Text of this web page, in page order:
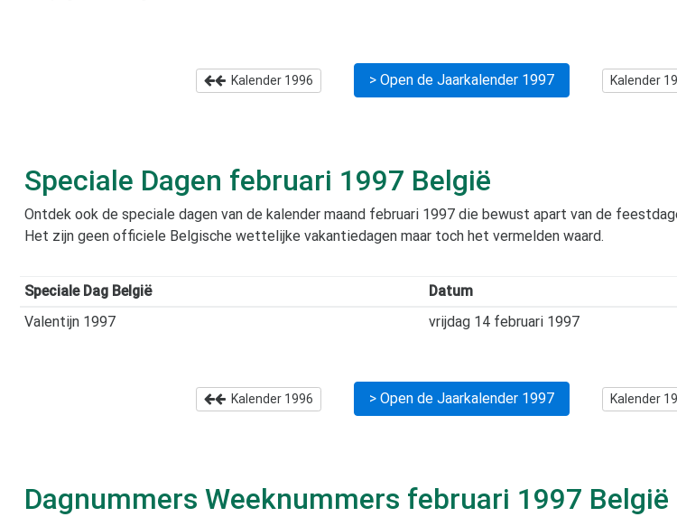
Kalender 1996 > Open de Jaarkalender 1997 Kalender
Speciale Dagen februari 1997 België
Ontdek ook de speciale dagen van de kalender maand februari 1997 die bewust apart van de
Het zijn geen officiele Belgische wettelijke vakantiedagen maar toch het vermelden waard.
Speciale Dag België
Datum
Valentijn 1997
vrijdag 14 februari 1997
Kalender 1996 > Open de Jaarkalender 1997 Kalender
Dagnummers Weeknummers februari 1997 België